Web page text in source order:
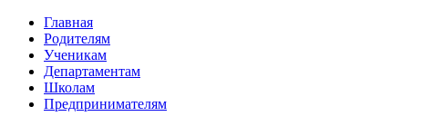
Главная
Родителям
Ученикам
Департаментам
Школам
Предпринимателям